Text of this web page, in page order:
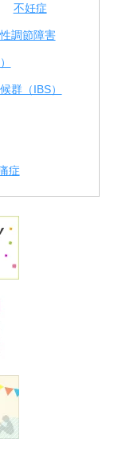
不妊症
調節障害
群（IBS）
症